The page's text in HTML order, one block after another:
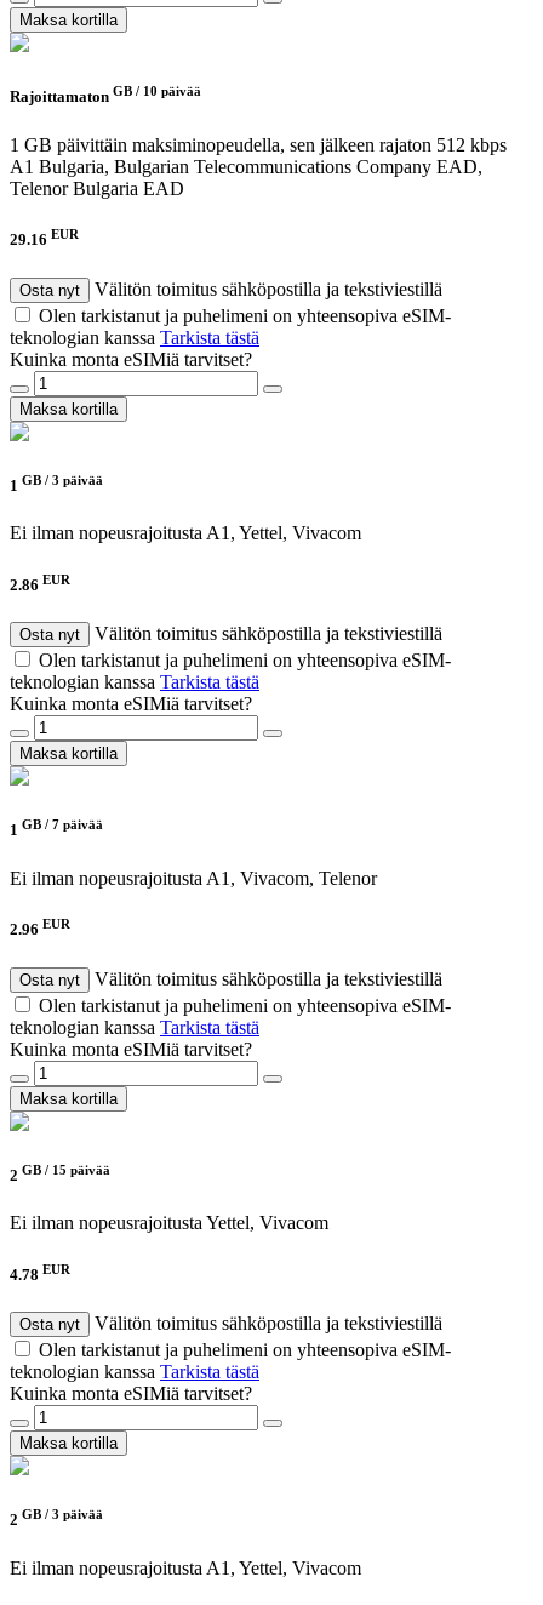
Maksa kortilla
Rajoittamaton GB / 10 päivää
1 GB päivittäin maksiminopeudella, sen jälkeen rajaton 512 kbps
A1 Bulgaria, Bulgarian Telecommunications Company EAD,
Telenor Bulgaria EAD
29.16 EUR
Osta nyt
Välitön toimitus sähköpostilla ja tekstiviestillä
Olen tarkistanut ja puhelimeni on yhteensopiva eSIM-
teknologian kanssa Tarkista tästä
Kuinka monta eSIMiä tarvitset?
Maksa kortilla
1 GB / 3 päivää
Ei ilman nopeusrajoitusta A1, Yettel, Vivacom
2.86 EUR
Osta nyt
Välitön toimitus sähköpostilla ja tekstiviestillä
Olen tarkistanut ja puhelimeni on yhteensopiva eSIM-
teknologian kanssa Tarkista tästä
Kuinka monta eSIMiä tarvitset?
Maksa kortilla
1 GB / 7 päivää
Ei ilman nopeusrajoitusta A1, Vivacom, Telenor
2.96 EUR
Osta nyt
Välitön toimitus sähköpostilla ja tekstiviestillä
Olen tarkistanut ja puhelimeni on yhteensopiva eSIM-
teknologian kanssa Tarkista tästä
Kuinka monta eSIMiä tarvitset?
Maksa kortilla
2 GB / 15 päivää
Ei ilman nopeusrajoitustaYettel, Vivacom
4.78 EUR
Osta nyt
Välitön toimitus sähköpostilla ja tekstiviestillä
Olen tarkistanut ja puhelimeni on yhteensopiva eSIM-
teknologian kanssa Tarkista tästä
Kuinka monta eSIMiä tarvitset?
Maksa kortilla
2 GB / 3 päivää
Ei ilman nopeusrajoitusta A1, Yettel, Vivacom